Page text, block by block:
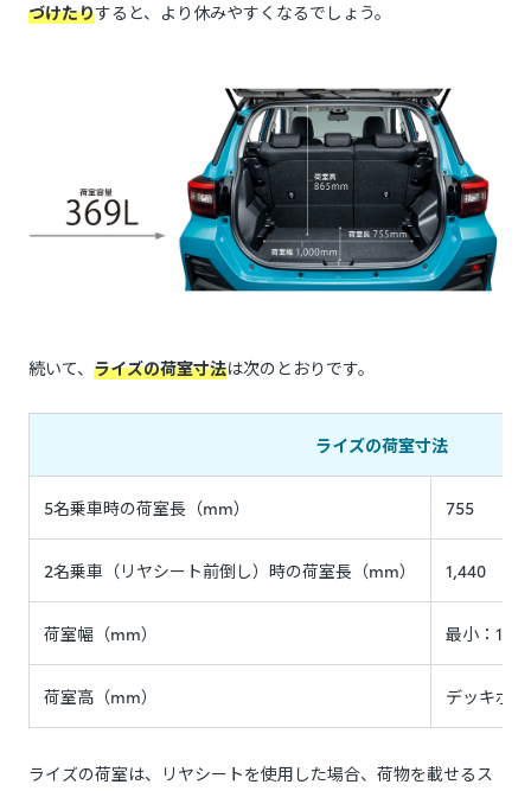
づけたりすると、より休みやすくなるでしょう。
続いて、 ライズの荷室寸法は次のとおりです。
ライズの荷室寸法
5名乗車時の荷室長（mm） 755
2名乗車（リヤシート前倒し）時の荷室長（mm） 1,440
荷室幅（mm） 最小：
荷室高（mm） デッキボ
ライズの荷室は、リヤシートを使用した場合、荷物を載せるス